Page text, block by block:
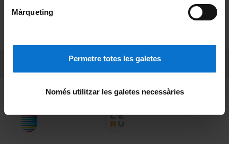
Màrqueting
Permetre totes les galetes
Només utilitzar les galetes necessàries
Privadesa i termes
Sobre UBtv
Fundadora de la Membre de la